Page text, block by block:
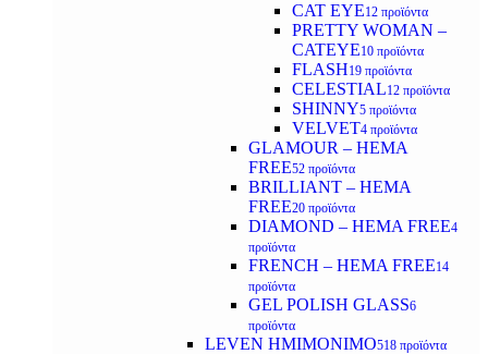
CAT EYE12 προϊόντα
PRETTY WOMAN –
CATEYE10 προϊόντα
FLASH19 προϊόντα
CELESTIAL12 προϊόντα
SHINNY5 προϊόντα
VELVET4 προϊόντα
GLAMOUR – HEMA
FREE52 προϊόντα
BRILLIANT – HEMA
FREE20 προϊόντα
DIAMOND – HEMA FREE4
προϊόντα
FRENCH – HEMA FREE14
προϊόντα
GEL POLISH GLASS6
προϊόντα
LEVEN ΗΜΙΜΟΝΙΜΟ518 προϊόντα